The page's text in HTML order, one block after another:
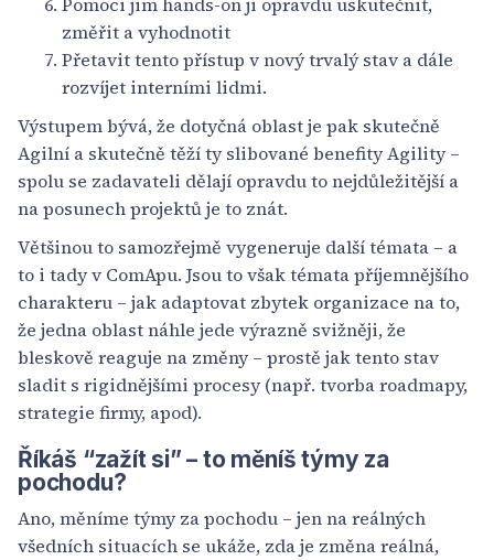
změřit a vyhodnotit
Přetavit tento přístup v nový trvalý stav a dále
rozvíjet interními lidmi.
Výstupem bývá, že dotyčná oblast je pak skutečně
Agilní a skutečně těží ty slibované benefity Agility –
spolu se zadavateli dělají opravdu to nejdůležitější a
na posunech projektů je to znát.
Většinou to samozřejmě vygeneruje další témata – a
to i tady v ComApu. Jsou to však témata příjemnějšího
charakteru – jak adaptovat zbytek organizace na to,
že jedna oblast náhle jede výrazně svižněji, že
bleskově reaguje na změny – prostě jak tento stav
sladit s rigidnějšími procesy (např. tvorba roadmapy,
strategie firmy, apod).
Říkáš “zažít si” – to měníš týmy za
pochodu?
Ano, měníme týmy za pochodu – jen na reálných
všedních situacích se ukáže, zda je změna reálná,